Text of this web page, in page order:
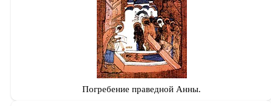
Погребение праведной Анны.